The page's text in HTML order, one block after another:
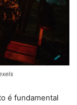
é fundamental